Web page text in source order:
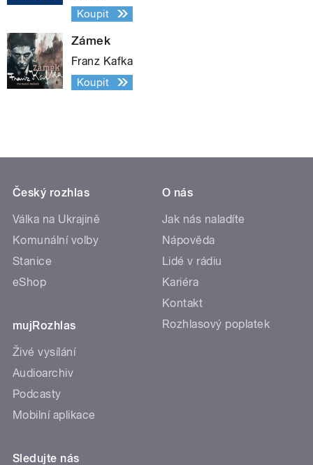
Koupit
Zámek
Franz Kafka
Koupit
Český rozhlas
Válka na Ukrajině
Komunální volby
Stanice
eShop
mujRozhlas
Živé vysílání
Audioarchiv
Podcasty
Mobilní aplikace
O nás
Jak nás naladíte
Nápověda
Lidé v rádiu
Kariéra
Kontakt
Rozhlasový poplatek
Sledujte nás